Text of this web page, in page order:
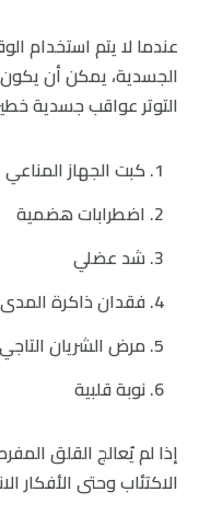
عندما لا يتم استخدام
الجسدية، يمكن أن
التوتر عواقب جسدية
كبت الجهاز المناعي
اضطرابات هضمية
شد عضلي
فقدان ذاكرة
مرض الشريان
نوبة قلبية
إذا لم يُعالج القلق
الاكتئاب وحتى الأفكار